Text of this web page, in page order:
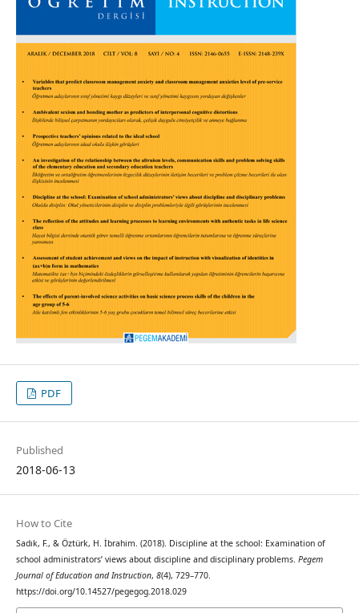
PDF
Published
2018-06-13
How to Cite
Sadık, F., & Öztürk, H. İbrahim. (2018). Discipline at the school: Examination of
school administrators’ views about discipline and disciplinary problems. Pegem
Journal of Education and Instruction, 8(4), 729–770.
https://doi.org/10.14527/pegegog.2018.029